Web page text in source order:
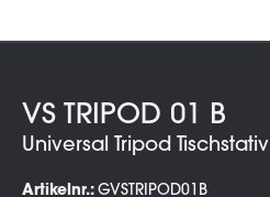
VS TRIPOD 01 B
Universal Tripod Tischstativ
Artikelnr.: GVSTRIPOD01B